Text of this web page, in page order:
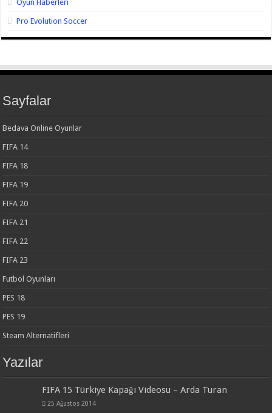
Oyun Haberleri
Pro Evolution Soccer
Sayfalar
Bedava Online Oyunlar
FIFA 14
FIFA 18
FIFA 19
FIFA 20
FIFA 21
FIFA 22
FIFA 23
Futbol Oyunları
PES 18
PES 19
Steam Alternatifleri
Yazılar
FIFA 15 Türkiye Kapağı Videosu – Arda Turan
25 Ağustos 2014